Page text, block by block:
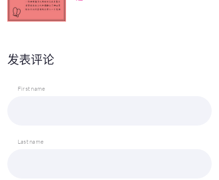
发表评论
First name
Last name